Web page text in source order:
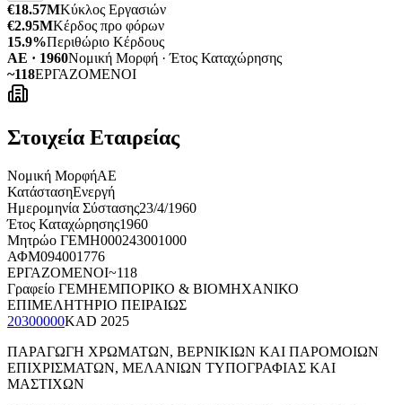
€18.57MΚύκλος Εργασιών
€2.95MΚέρδος προ φόρων
15.9%Περιθώριο Κέρδους
ΑΕ · 1960Νομική Μορφή · Έτος Καταχώρησης
~118ΕΡΓΑΖΟΜΕΝΟΙ
Στοιχεία Εταιρείας
Νομική ΜορφήΑΕ
ΚατάστασηΕνεργή
Ημερομηνία Σύστασης23/4/1960
Έτος Καταχώρησης1960
Μητρώο ΓΕΜΗ000243001000
ΑΦΜ094001776
ΕΡΓΑΖΟΜΕΝΟΙ~118
Γραφείο ΓΕΜΗΕΜΠΟΡΙΚΟ & ΒΙΟΜΗΧΑΝΙΚΟ
ΕΠΙΜΕΛΗΤΗΡΙΟ ΠΕΙΡΑΙΩΣ
20300000KAD 2025
ΠΑΡΑΓΩΓΗ ΧΡΩΜΑΤΩΝ, ΒΕΡΝΙΚΙΩΝ ΚΑΙ ΠΑΡΟΜΟΙΩΝ
ΕΠΙΧΡΙΣΜΑΤΩΝ, ΜΕΛΑΝΙΩΝ ΤΥΠΟΓΡΑΦΙΑΣ ΚΑΙ
ΜΑΣΤΙΧΩΝ